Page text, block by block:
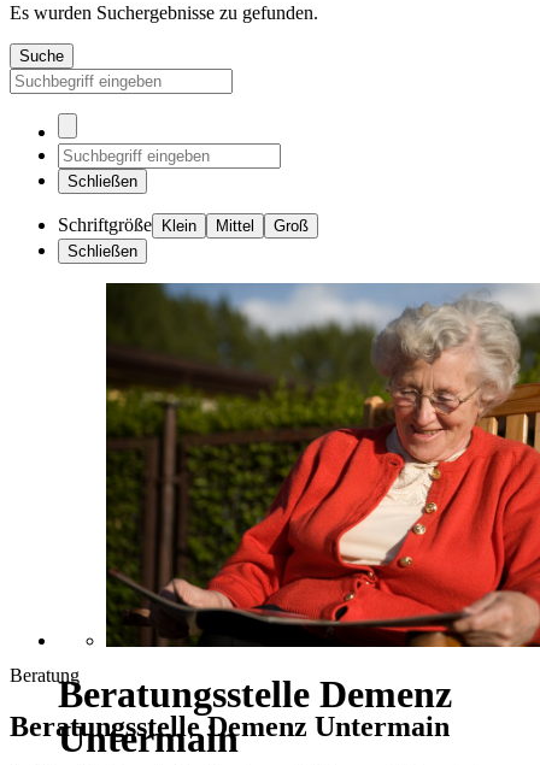
Es wurden Suchergebnisse zu gefunden.
Suche
Schließen
Schriftgröße Klein Mittel
Groß
Schließen
Beratungsstelle Demenz
Untermain
Beratung
Beratungsstelle Demenz Untermain